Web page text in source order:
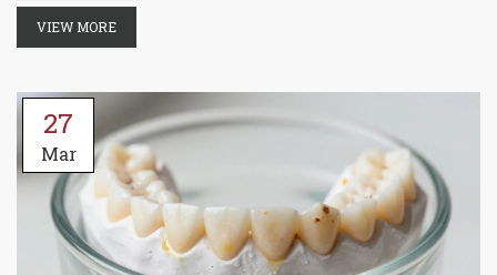
VIEW MORE
27
Mar